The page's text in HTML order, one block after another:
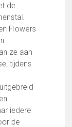
de
Flowers
ze aan
tijdens
iedere
de